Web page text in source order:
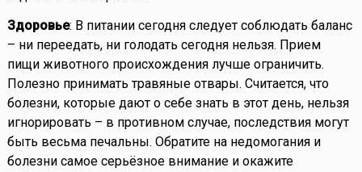
Здоровье: В питании сегодня следует соблюдать баланс
– ни переедать, ни голодать сегодня нельзя. Прием
пищи животного происхождения лучше ограничить.
Полезно принимать травяные отвары. Считается, что
болезни, которые дают о себе знать в этот день, нельзя
игнорировать – в противном случае, последствия могут
быть весьма печальны. Обратите на недомогания и
болезни самое серьёзное внимание и окажите